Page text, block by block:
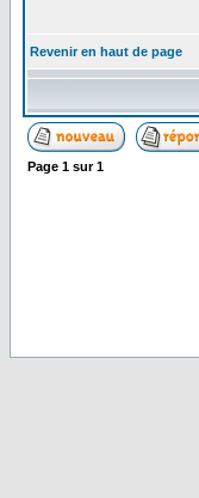
Revenir en haut de page
Page 1 sur1